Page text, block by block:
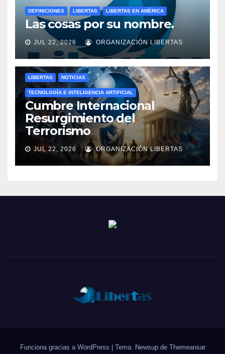
DEFINICIONES LIBERTAS LIBERTAS EN AMÉRICA
Las cosas por su nombre.
JUL 22, 2026 ORGANIZACIÓN LIBERTAS
LIBERTAS NOTICIAS
TECNOLOGÍA E INTELIGENCIA ARTIFICIAL
Cumbre Internacional
Resurgimiento del
Terrorismo
JUL 22, 2026 ORGANIZACIÓN LIBERTAS
Funciona gracias a WordPress Tema: Newsup de Themeansar